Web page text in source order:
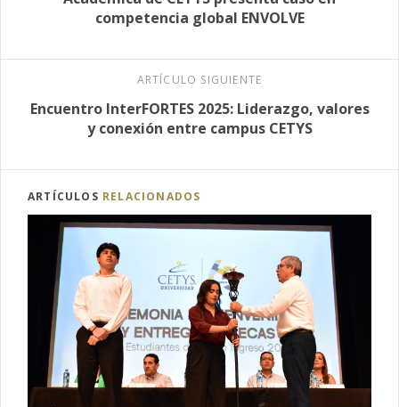
competencia global ENVOLVE
ARTÍCULO SIGUIENTE
Encuentro InterFORTES 2025: Liderazgo, valores
y conexión entre campus CETYS
ARTÍCULOS RELACIONADOS